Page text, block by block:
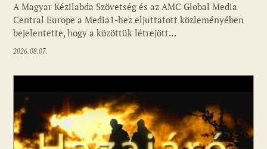
Fotó: media1.hu
A Magyar Kézilabda Szövetség és az AMC Global Media
Central Europe a Media1-hez eljuttatott közleményében
bejelentette, hogy a közöttük létrejött…
2026.08.07.